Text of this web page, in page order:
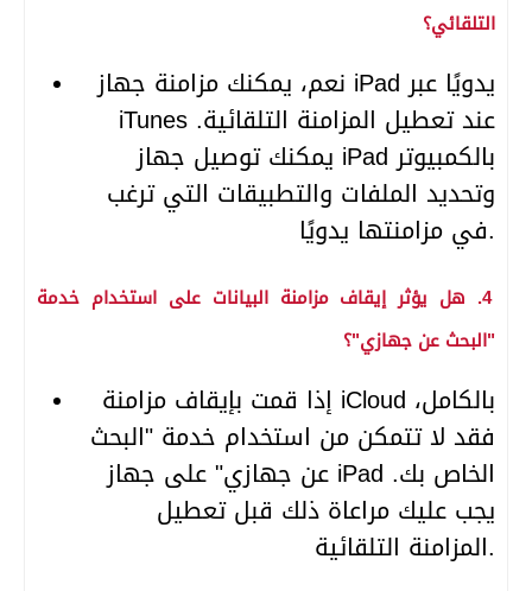
التلقائي؟
نعم، يمكنك مزامنة جهاز iPad يدويًا عبر
iTunes عند تعطيل المزامنة التلقائية.
يمكنك توصيل جهاز iPad بالكمبيوتر
وتحديد الملفات والتطبيقات التي ترغب
في مزامنتها يدويًا.
4. هل يؤثر إيقاف مزامنة البيانات على استخدام خدمة
"البحث عن جهازي"؟
فقد لا تتمكن من استخدام خدمة "البحث
عن جهازي" على جهاز iPad الخاص بك.
يجب عليك مراعاة ذلك قبل تعطيل
المزامنة التلقائية.